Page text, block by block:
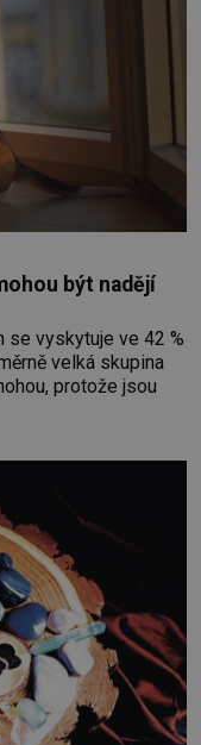
být nadějí
se vyskytuje ve 42 %
velká skupina
protože jsou